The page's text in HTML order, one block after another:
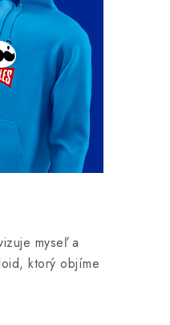
myseľ a
ktorý objíme